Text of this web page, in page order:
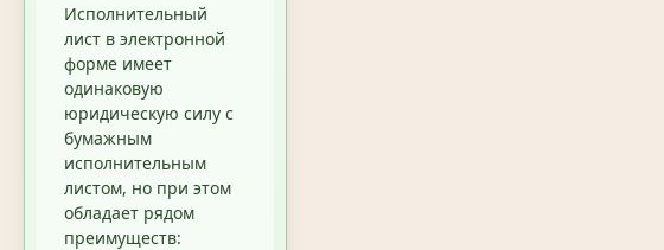
Исполнительный
лист в электронной
форме имеет
одинаковую
юридическую силу с
бумажным
исполнительным
листом, но при этом
обладает рядом
преимуществ: